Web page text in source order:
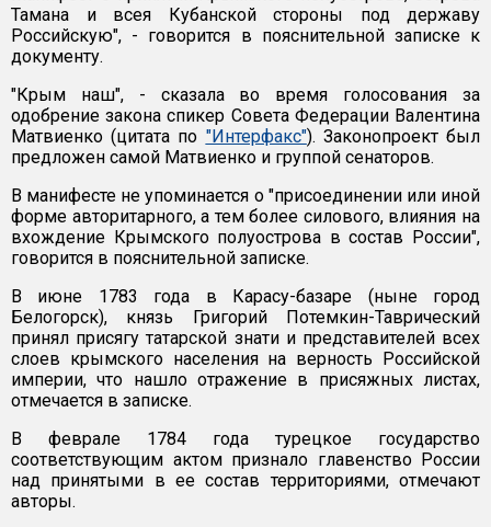
Тамана и всея Кубанской стороны под державу
Российскую", - говорится в пояснительной записке к
документу.
"Крым наш", - сказала во время голосования за
одобрение закона спикер Совета Федерации Валентина
Матвиенко (цитата по "Интерфакс"). Законопроект был
предложен самой Матвиенко и группой сенаторов.
В манифесте не упоминается о "присоединении или иной
форме авторитарного, а тем более силового, влияния на
вхождение Крымского полуострова в состав России",
говорится в пояснительной записке.
В июне 1783 года в Карасу-базаре (ныне город
Белогорск), князь Григорий Потемкин-Таврический
принял присягу татарской знати и представителей всех
слоев крымского населения на верность Российской
империи, что нашло отражение в присяжных листах,
отмечается в записке.
В феврале 1784 года турецкое государство
соответствующим актом признало главенство России
над принятыми в ее состав территориями, отмечают
авторы.